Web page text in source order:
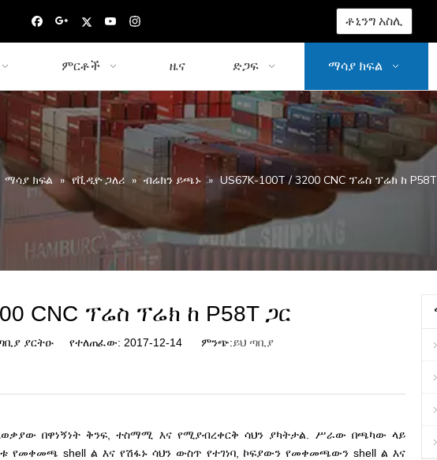
ቶኒንግ አስሊ
ምርቶች ዜና ድጋፍ ማሳያ ክፍል
ማሳያ ክፍል » የቪዲዮ ጋለሪ » ብሬክን ይጫኑ » US67K-100T / 3200 CNC ፕሬስ ፕሬክ ከ
CNC ፕሬስ ፕሬክ ከ P58T ጋር
ያርትዑ የተለጠፈው: 2017-12-14 ምንጭ:ይህ ጣቢያ
በዋነኝነት ቅንፍ, ተስማሚ እና የሚያብረቀርቅ ሳህን ያካትታል. ሥራው በጫካው ላይ
shell ል እና የሽፋኑ ሳህን ውስጥ የተገነባ, ኮፍያውን የመቀመጫውን shell ል እና